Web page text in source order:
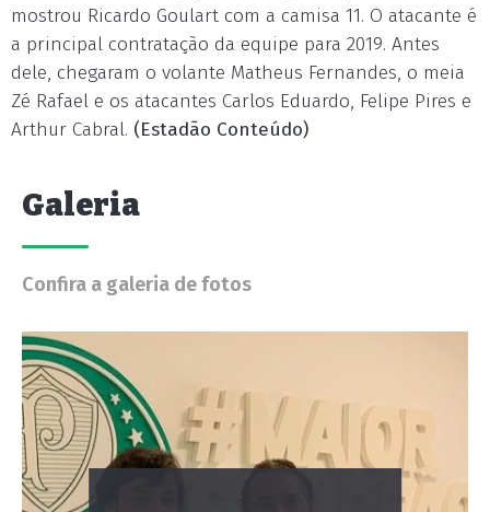
mostrou Ricardo Goulart com a camisa 11. O atacante é
a principal contratação da equipe para 2019. Antes
dele, chegaram o volante Matheus Fernandes, o meia
Zé Rafael e os atacantes Carlos Eduardo, Felipe Pires e
Arthur Cabral. (Estadão Conteúdo)
Galeria
Confira a galeria de fotos